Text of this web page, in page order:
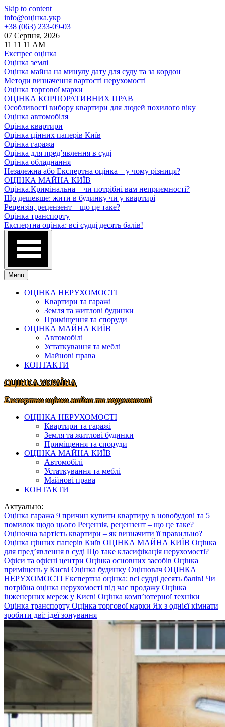
Skip to content
info@оцінка.укр
+38 (063) 233-09-03
07 Серпня, 2026
11 11 11 AM
Експрес оцінка
Оцінка землі
Оцінка майна на минулу дату для суду та за кордон
Методи визначення вартості нерухомості
Оцінка торгової марки
ОЦІНКА КОРПОРАТИВНИХ ПРАВ
Особливості вибору квартири для людей похилого віку
Оцінка автомобіля
Оцінка квартири
Оцінка цінних паперів Київ
Оцінка гаража
Оцінка для пред’явлення в суді
Оцінка обладнання
Незалежна або Експертна оцінка – у чому різниця?
ОЦІНКА МАЙНА КИЇВ
Оцінка.Кримінальна – чи потрібні вам неприємності?
Що дешевше: жити в будинку чи у квартирі
Рецензія, рецензент – що це таке?
Оцінка транспорту
Експертна оцінка: всі судді десять балів!
Menu
ОЦІНКА НЕРУХОМОСТІ
Квартири та гаражі
Земля та житлові будинки
Приміщення та споруди
ОЦІНКА МАЙНА КИЇВ
Автомобілі
Устаткування та меблі
Майнові права
КОНТАКТИ
ОЦІНКА.УКРАЇНА
Експертна оцінка майна та нерухомості
ОЦІНКА НЕРУХОМОСТІ
Квартири та гаражі
Земля та житлові будинки
Приміщення та споруди
ОЦІНКА МАЙНА КИЇВ
Автомобілі
Устаткування та меблі
Майнові права
КОНТАКТИ
Актуально:
Оцінка гаража 9 причин купити квартиру в новобудові та 5
помилок щодо цього Рецензія, рецензент – що це таке?
Оціночна вартість квартири – як визначити її правильно?
Оцінка цінних паперів Київ ОЦІНКА МАЙНА КИЇВ Оцінка
для пред’явлення в суді Що таке класифікація нерухомості?
Офіси та офісні центри Оцінка основних засобів Оцінка
приміщень у Києві Оцінка будинку Оцінювач ОЦІНКА
НЕРУХОМОСТІ Експертна оцінка: всі судді десять балів! Чи
потрібна оцінка нерухомості під час продажу Оцінка
інженерних мереж у Києві Оцінка комп’ютерної техніки
Оцінка транспорту Оцінка торгової марки Як з однієї кімнати
зробити дві: ідеї зонування